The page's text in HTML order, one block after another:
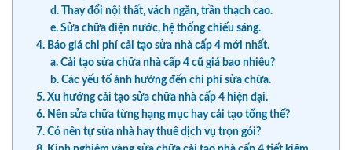
d. Thay đổi nội thất, vách ngăn, trần thạch cao.
e. Sửa chữa điện nước, hệ thống chiếu sáng.
4. Báo giá chi phí cải tạo sửa nhà cấp 4 mới nhất.
a. Cải tạo sửa chữa nhà cấp 4 cũ giá bao nhiêu?
b. Các yếu tố ảnh hưởng đến chi phí sửa chữa.
5. Xu hướng cải tạo sửa chữa nhà cấp 4 hiện đại.
6. Nên sửa chữa từng hạng mục hay cải tạo tổng thể?
7. Có nên tự sửa nhà hay thuê dịch vụ trọn gói?